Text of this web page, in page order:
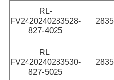
Стенный стиральный
360° светодиодный свет
3D неоновый свет
RL-
FV2420240283528-
827-4025
2835
RL-
FV2420240283530-
827-5025
2835